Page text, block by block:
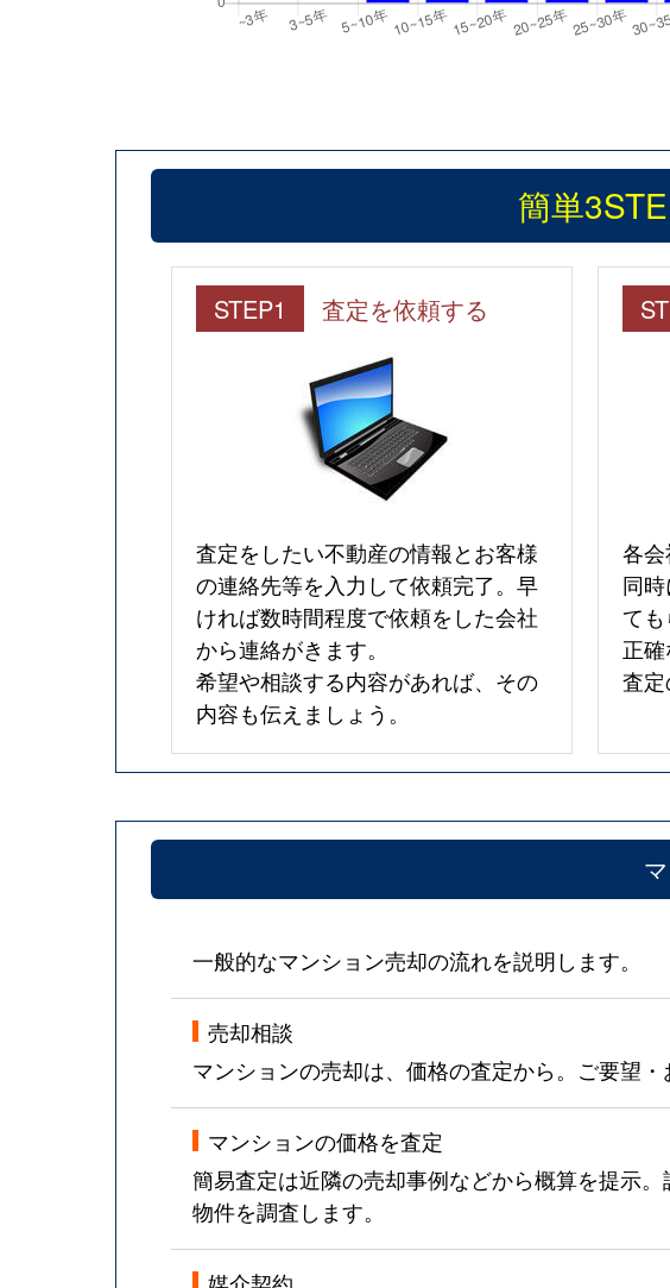
簡単
STEP1 査定を依頼する
査定をしたい不動産の情報とお客様
の連絡先等を入力して依頼完了。早
ければ数時間程度で依頼をした会社
から連絡がきます。
希望や相談する内容があれば、その
内容も伝えましょう。
各会
同
ても
正
査定
一般的なマンション売却の流れを説明します。
売却相談
マンションの売却は、価格の査定から。ご要望・
マンションの価格を査定
簡易査定は近隣の売却事例などから概算を提示
物件を調査します。
媒介契約